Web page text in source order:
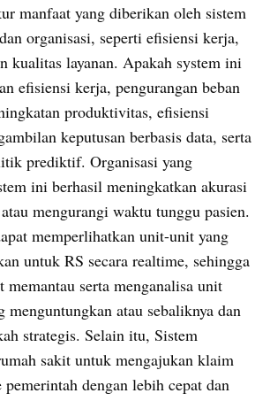
manfaat yang diberikan oleh sistem
organisasi, seperti efisiensi kerja,
kualitas layanan. Apakah system ini
efisiensi kerja, pengurangan beban
produktivitas, efisiensi
keputusan berbasis data, serta
prediktif. Organisasi yang
ini berhasil meningkatkan akurasi
mengurangi waktu tunggu pasien.
memperlihatkan unit-unit yang
untuk RS secara realtime, sehingga
memantau serta menganalisa unit
menguntungkan atau sebaliknya dan
strategis. Selain itu, Sistem
sakit untuk mengajukan klaim
pemerintah dengan lebih cepat dan